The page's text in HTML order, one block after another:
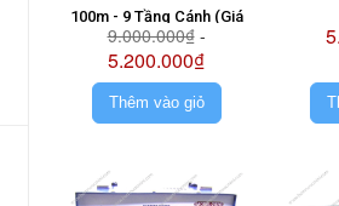
100m - 9 Tầng Cánh (Giá
Không Pin)
9.000.000₫-
5.200.000₫
Thêm vào giỏ